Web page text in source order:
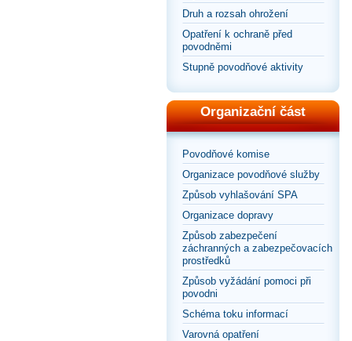
Druh a rozsah ohrožení
Opatření k ochraně před
povodněmi
Stupně povodňové aktivity
Organizační část
Povodňové komise
Organizace povodňové služby
Způsob vyhlašování SPA
Organizace dopravy
Způsob zabezpečení
záchranných a zabezpečovacích
prostředků
Způsob vyžádání pomoci při
povodni
Schéma toku informací
Varovná opatření